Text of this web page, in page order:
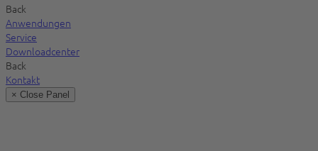
Back
Anwendungen
Service
Downloadcenter
Back
Kontakt
× Close Panel